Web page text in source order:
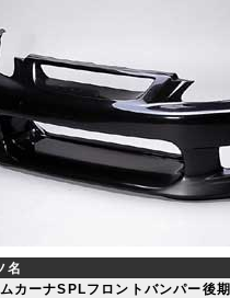
名
カーナSPLフロントバンパー後期